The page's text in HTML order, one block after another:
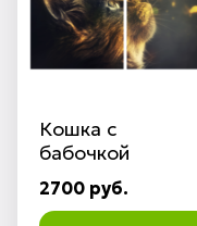
Кошка с
бабочкой
2700 руб.